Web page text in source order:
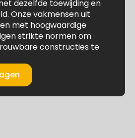
dezelfde toewijding en
Onze vakmensen uit
met hoogwaardige
strikte normen om
constructies te